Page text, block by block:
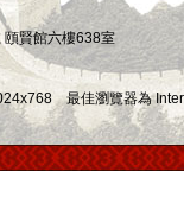
頤賢館六樓638室
最佳瀏覽器為